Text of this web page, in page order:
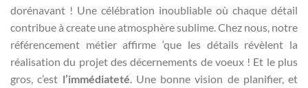
dorénavant ! Une célébration inoubliable où chaque détail
contribue à create une atmosphère sublime. Chez nous, notre
référencement métier affirme ‘que les détails révèlent la
réalisation du projet des décernements de voeux ! Et le plus
gros, c’est l’immédiateté. Une bonne vision de planifier, et